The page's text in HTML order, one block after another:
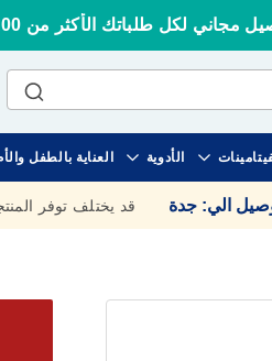
مجاني لكل طلباتك الأكثر من 100 ريال
الأدوية العناية بالطفل
الي: جدة قد يختلف توفر